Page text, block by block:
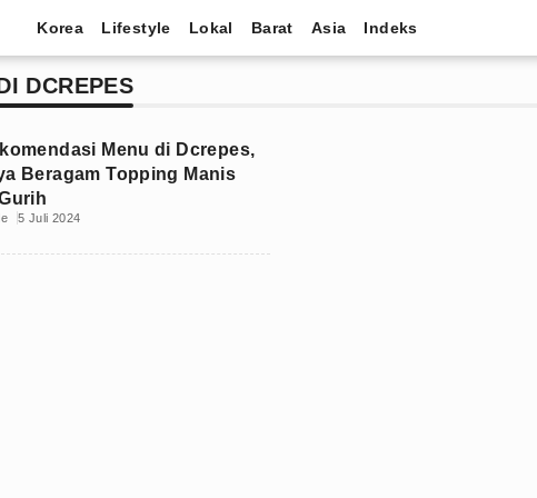
Korea Lifestyle Lokal Barat Asia Indeks
DCREPES
Menu di Dcrepes,
Beragam Topping Manis
5 Juli 2024